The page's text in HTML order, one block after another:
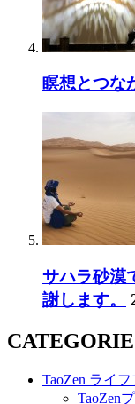
瞑想とつな
サハラ砂漠
謝します。
TaoZen ライ
TaoZen